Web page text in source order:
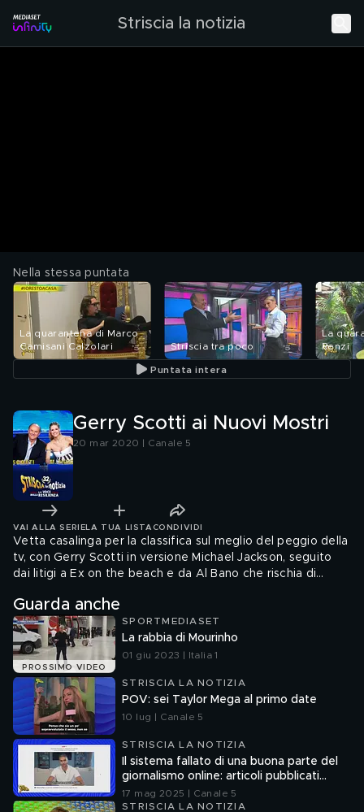
Striscia la notizia
Nella stessa puntata
La quarantena di Marco
Camisani Calzolari
Striscia tra poco
La
Renzi
Puntata intera
Gerry Scotti ai Nuovi Mostri
20 mar 2020 | Canale 5
VAI ALLA SERIE LA TUA LISTA CONDIVIDI
Vetta casalinga per la classifica sul meglio del peggio della
tv, con Gerry Scotti in versione Michael Jackson, seguito
dai litigi a Ex on the beach e da Al Bano che rischia di
Guarda anche
PROSSIMO VIDEO
SPORTMEDIASET
La rabbia di Mourinho
01 giu 2023 | Italia 1
STRISCIA LA NOTIZIA
POV: sei Taylor Mega al primo date
10 lug | Canale 5
STRISCIA LA NOTIZIA
Il sistema fallato di una buona parte del
giornalismo online: articoli pubblicati
senza la verifica delle fonti
17 mag 2025 | Canale 5
STRISCIA LA NOTIZIA